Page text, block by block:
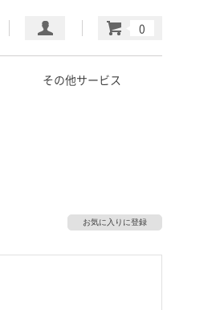
その他サービス
お気に入りに登録